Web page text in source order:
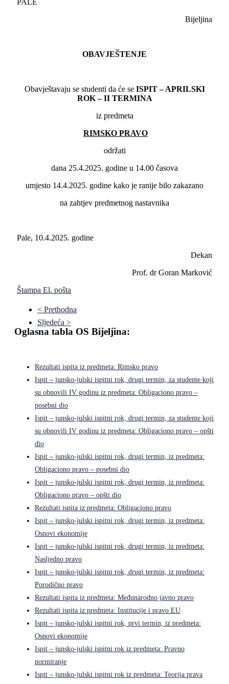
PALE
Bijeljina
OBAVJEŠTENJE
Obavještavaju se studenti da će se ISPIT – APRILSKI
ROK –II TERMINA
iz predmeta
RIMSKO PRAVO
održati
dana 25.4.2025. godine u 14.00 časova
umjesto 14.4.2025. godine kako je ranije bilo zakazano
na zahtjev predmetnog nastavnika
Pale, 10.4.2025. godine
Dekan
Prof. dr Goran Marković
Štampa El. pošta
< Prethodna
Sljedeća >
Oglasna tabla OS Bijeljina:
Rezultati ispita iz predmeta: Rimsko pravo
Ispit – junsko-julski ispitni rok, drugi termin, za studente koji
su obnovili IV godinu iz predmeta: Obligaciono pravo –
posebni dio
Ispit – junsko-julski ispitni rok, drugi termin, za studente koji
su obnovili IV godinu iz predmeta: Obligaciono pravo – opšti
dio
Ispit – junsko-julski ispitni rok, drugi termin, iz predmeta:
Obligaciono pravo – posebni dio
Ispit – junsko-julski ispitni rok, drugi termin, iz predmeta:
Obligaciono pravo – opšti dio
Rezultati ispita iz predmeta: Obligaciono pravo
Ispit – junsko-julski ispitni rok, drugi termin, iz predmeta:
Osnovi ekonomije
Ispit – junsko-julski ispitni rok, drugi termin, iz predmeta:
Nasljedno pravo
Ispit – junsko-julski ispitni rok, drugi termin, iz predmeta:
Porodično pravo
Rezultati ispita iz predmeta: Međunarodno javno pravo
Rezultati ispita iz predmeta: Institucije i pravo EU
Ispit – junsko-julski ispitni rok, prvi termin, iz predmeta:
Osnovi ekonomije
Ispit – junsko-julski ispitni rok iz predmeta: Pravno
normiranje
Ispit – junsko-julski ispitni rok iz predmeta: Teorija prava